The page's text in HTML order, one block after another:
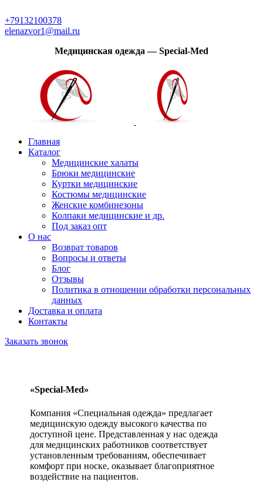
+79132100378
elenazvor1@mail.ru
Медицинская одежда — Special-Med
Главная
Каталог
Медицинские халаты
Брюки медицинские
Куртки медицинские
Костюмы медицинские
Женские комбинезоны
Колпаки медицинские и др.
Под заказ опт
О нас
Возврат товаров
Вопросы и ответы
Блог
Отзывы
Политика в отношении обработки персональных
данных
Доставка и оплата
Контакты
Заказать звонок
«Special-Med»
Компания «Специальная одежда» предлагает
медицинскую одежду высокого качества по
доступной цене. Представленная у нас одежда
для медицинских работников соответствует
установленным требованиям, обеспечивает
комфорт при носке, оказывает благоприятное
воздействие на пациентов.